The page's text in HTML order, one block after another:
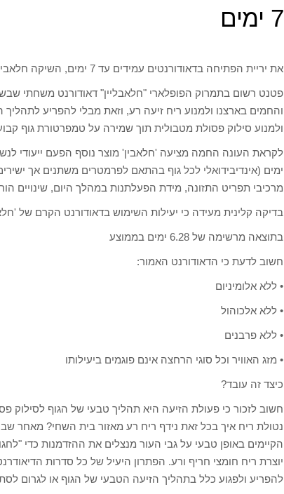
7 ימים
את יריית הפתיחה בדאודורנטים עמידים עד 7 ימים, השיקה חלאבין כבר ב– 1973 כאשר הפציעה עם
פטנט רשום בתמרוק הפופלארי "חלאבליין" דאודורנט משחתי
והחמים בארצנו ולמנוע ריח זיעה רע, וזאת מבלי להפריע
ולמנוע סילוק פסולת מטבולית תוך שמירה על טמפרטורת גוף
ימים (אינדיבידואלי לכל גוף בהתאם לפרמטרים משתנים אך
מרכיבי תפריט התזונה, מידת הפעלתנות במהלך היום, שינויים
בדיקה קלינית מעידה כי יעילות השימוש בדאודורנט הקרם של
בתוצאה מרשימה של 6.28 ימים בממוצע
חשוב לדעת כי הדאודורנט האמור:
• ללא אלומיניום
• ללא אלכוהול
• ללא פרבנים
• מזג האוויר וכל סוגי הרחצה אינם פוגמים ביעילותו
כיצד זה עובד?
חשוב לזכור כי פעולת הזיעה היא תהליך טבעי של הגוף לסילוק
נטולת ריח איך בכל זאת נידף ריח רע מאזור בית השחי? מאחר
הקיימים באופן טבעי על גבי העור מנצלים את ההזדמנות כדי
יוצרת ריח חומצי חריף ורע. הפתרון היעיל של כל סדרות
להפריע ולפגוע כלל בתהליך הזיעה הטבעי של הגוף או לגרום